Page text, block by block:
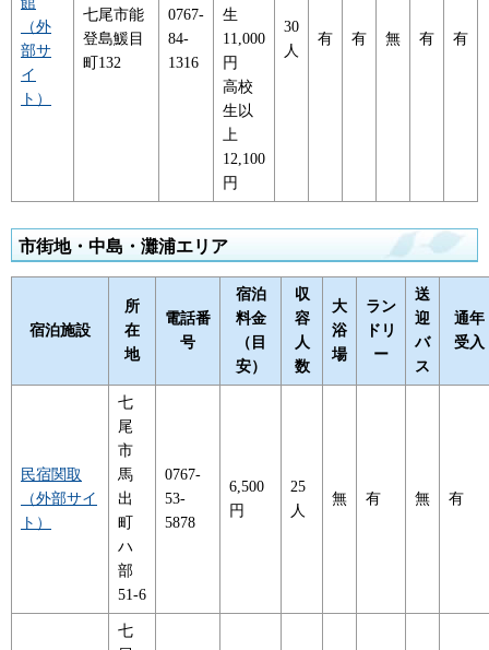
（外
部サ
イ
ト）
七尾市能
登島鰀目
町132
0767-
84-
1316
生
11,000
円
高校
生以
上
12,100
円
30
人
有 有 無 有 有
市街地・中島・灘浦エリア
宿泊施設
所
在
地
電話番
号
宿泊
料金
（目
安）
収
容
人
数
大
浴
場
ラン
ドリ
ー
送
迎
バ
ス
通年
受入
民宿関取
（外部サイ
ト）
七
尾
市
馬
出
町
ハ
部
51-6
0767-
53-
5878
6,500
円
25
人
無 有 無 有
七